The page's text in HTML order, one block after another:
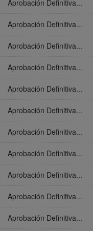
Aprobación Definitiva...
Aprobación Definitiva...
Aprobación Definitiva...
Aprobación Definitiva...
Aprobación Definitiva...
Aprobación Definitiva...
Aprobación Definitiva...
Aprobación Definitiva...
Aprobación Definitiva...
Aprobación Definitiva...
Aprobación Definitiva...